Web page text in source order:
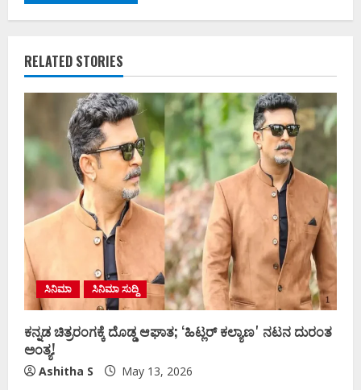
RELATED STORIES
ಸಿನಿಮಾ ಸಿನಿಮಾ ಸುದ್ದಿ
ಕನ್ನಡ ಚಿತ್ರರಂಗಕ್ಕೆ ದೊಡ್ಡ ಆಘಾತ; ʻಹಿಟ್ಲರ್ ಕಲ್ಯಾಣʼ ನಟನ ದುರಂತ
ಅಂತ್ಯ!
Ashitha S May 13, 2026